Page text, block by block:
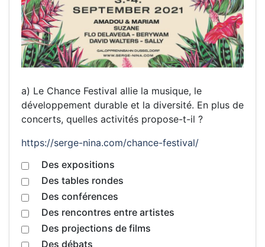
a) Le Chance Festival allie la musique, le
développement durable et la diversité. En plus de
concerts, quelles activités propose-t-il ?
https://serge-nina.com/chance-festival/
Des expositions
Des tables rondes
Des conférences
Des rencontres entre artistes
Des projections de films
Des débats